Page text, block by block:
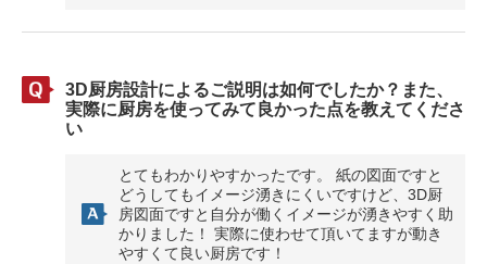
3D厨房設計によるご説明は如何でしたか？また、
実際に厨房を使ってみて良かった点を教えてくださ
い
とてもわかりやすかったです。 紙の図面ですと
どうしてもイメージ湧きにくいですけど、3D厨
房図面ですと自分が働くイメージが湧きやすく助
かりました！ 実際に使わせて頂いてますが動き
やすくて良い厨房です！